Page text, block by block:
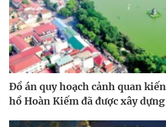
Đồ án quy hoạch cảnh quan
hồ Hoàn Kiếm đã được xây dựng